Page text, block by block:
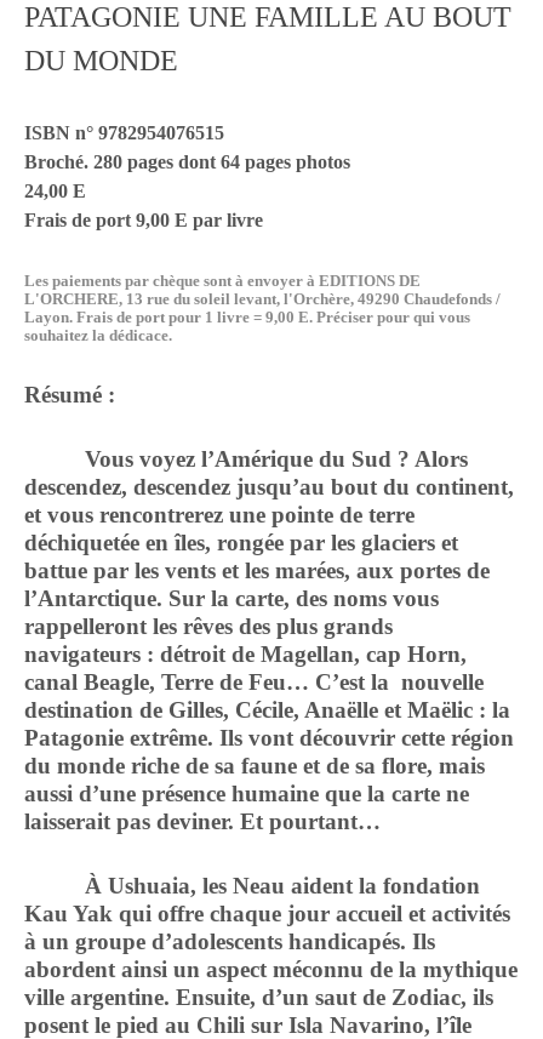
PATAGONIE UNE FAMILLE AU BOUT
DU MONDE
ISBN n° 9782954076515
Broché. 280 pages dont 64 pages photos
24,00 E
Frais de port 9,00 E par livre
Les paiements par chèque sont à envoyer à EDITIONS DE
L'ORCHERE, 13 rue du soleil levant, l'Orchère, 49290 Chaudefonds /
Layon. Frais de port pour 1 livre = 9,00 E. Préciser pour qui vous
souhaitez la dédicace.
Résumé :
Vous voyez l’Amérique du Sud ? Alors
descendez, descendez jusqu’au bout du continent,
et vous rencontrerez une pointe de terre
déchiquetée en îles, rongée par les glaciers et
battue par les vents et les marées, aux portes de
l’Antarctique. Sur la carte, des noms vous
rappelleront les rêves des plus grands
navigateurs : détroit de Magellan, cap Horn,
canal Beagle, Terre de Feu… C’est la nouvelle
destination de Gilles, Cécile, Anaëlle et Maëlic : la
Patagonie extrême. Ils vont découvrir cette région
du monde riche de sa faune et de sa flore, mais
aussi d’une présence humaine que la carte ne
laisserait pas deviner. Et pourtant…
À Ushuaia, les Neau aident la fondation
Kau Yak qui offre chaque jour accueil et activités
à un groupe d’adolescents handicapés. Ils
abordent ainsi un aspect méconnu de la mythique
ville argentine. Ensuite, d’un saut de Zodiac, ils
posent le pied au Chili sur Isla Navarino, l’île